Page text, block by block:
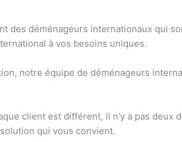
des déménageurs internationaux qui
à vos besoins uniques.
notre équipe de déménageurs
client est différent, il n’y a pas deux
qui vous convient.